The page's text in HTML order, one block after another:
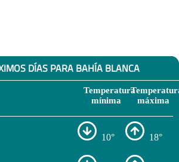
DÍAS PARA BAHÍA BLANCA
Temperatura
mínima
máxima
10° 18°